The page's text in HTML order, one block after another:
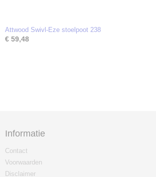
Attwood Swivl-Eze stoelpoot 238
€ 59,48
Informatie
Contact
Voorwaarden
Disclaimer